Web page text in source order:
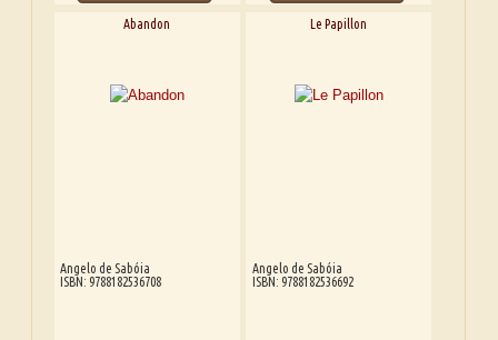
Abandon
Angelo de Sabóia
ISBN: 9788182536708
Le Papillon
Angelo de Sabóia
ISBN: 9788182536692